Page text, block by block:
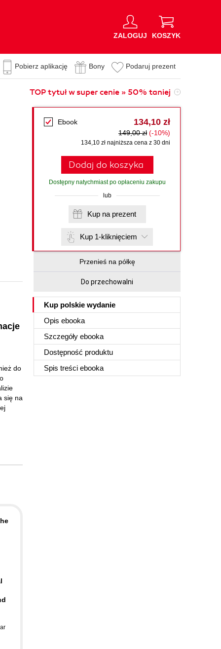
ZALOGUJ KOSZYK
Pobierz aplikację Bony Podaruj prezent
TOP tytuł w super cenie » 50% taniej
Ebook 134,10 zł
149,00 zł (-10%)
134,10 zł najniższa cena z 30 dni
Dodaj do koszyka
Dostępny natychmiast po opłaceniu zakupu
lub
Kup na prezent
Kup 1-kliknięciem
Przenieś na półkę
Do przechowalni
Kup polskie wydanie
Opis ebooka
Szczegóły ebooka
Dostępność produktu
Spis treści ebooka
do
się na